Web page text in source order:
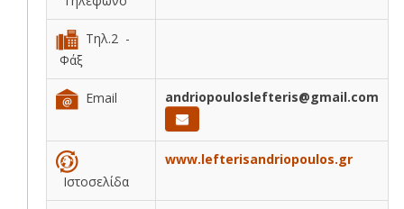
Τηλ.2 -
Φάξ
Email andriopouloslefteris@gmail.com
Ιστοσελίδα
www.lefterisandriopoulos.gr